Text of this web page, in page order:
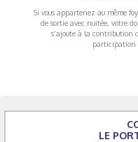
Si vous appartenez au même
de sortie avec nuitée, votre
s’ajoute à la contribution
participation
LE